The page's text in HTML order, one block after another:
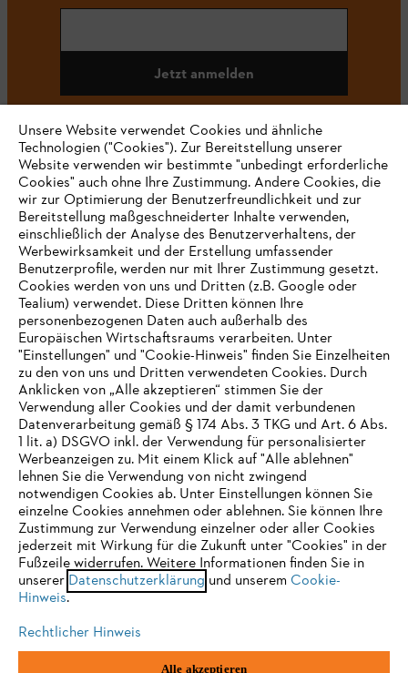
Jetzt anmelden
#STIHL
Unternehmen
Häufig gestellte Fragen
Service
Datenschutzrichtlinien Impressum Cookies
IHR BROWSER WIRD NICHT
UNTERSTÜTZT
Sie nutzen einen Browser, den wir noch nicht unterstützen. Für
eine optimale Nutzung unserer Seite empfehlen wir Ihnen, zu
einem der folgenden Browser zu wechseln:
Firefox Chrome
Unsere Website verwendet Cookies und ähnliche
Technologien ("Cookies"). Zur Bereitstellung unserer
Website verwenden wir bestimmte "unbedingt erforderliche
Cookies" auch ohne Ihre Zustimmung. Andere Cookies, die
wir zur Optimierung der Benutzerfreundlichkeit und zur
Bereitstellung maßgeschneiderter Inhalte verwenden,
einschließlich der Analyse des Benutzerverhaltens, der
Werbewirksamkeit und der Erstellung umfassender
Benutzerprofile, werden nur mit Ihrer Zustimmung gesetzt.
Cookies werden von uns und Dritten (z.B. Google oder
Tealium) verwendet. Diese Dritten können Ihre
personenbezogenen Daten auch außerhalb des
Europäischen Wirtschaftsraums verarbeiten. Unter
"Einstellungen" und "Cookie-Hinweis" finden Sie Einzelheiten
zu den von uns und Dritten verwendeten Cookies. Durch
Anklicken von „Alle akzeptieren“ stimmen Sie der
Verwendung aller Cookies und der damit verbundenen
Datenverarbeitung gemäß § 174 Abs. 3 TKG und Art. 6 Abs.
1 lit. a) DSGVO inkl. der Verwendung für personalisierter
Werbeanzeigen zu. Mit einem Klick auf "Alle ablehnen"
lehnen Sie die Verwendung von nicht zwingend
notwendigen Cookies ab. Unter Einstellungen können Sie
einzelne Cookies annehmen oder ablehnen. Sie können Ihre
Zustimmung zur Verwendung einzelner oder aller Cookies
jederzeit mit Wirkung für die Zukunft unter "Cookies" in der
Fußzeile widerrufen. Weitere Informationen finden Sie in
unserer Datenschutzerklärung und unserem Cookie-
Hinweis.
Rechtlicher Hinweis
Alle akzeptieren